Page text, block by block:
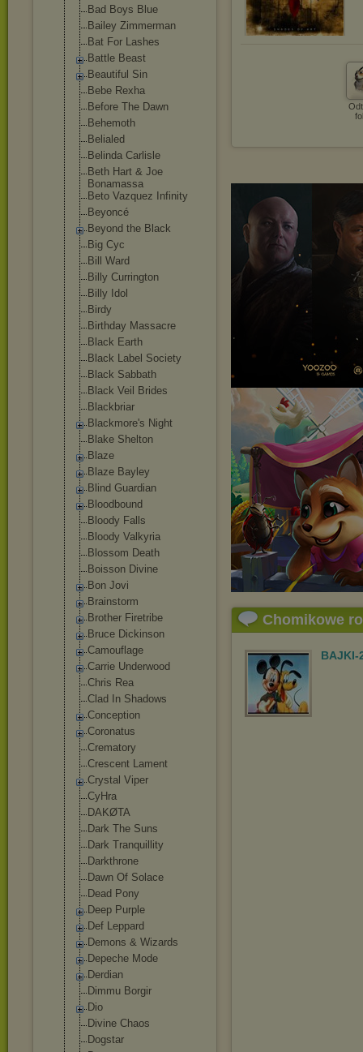
Bad Boys Blue
Bailey Zimmerman
Bat For Lashes
Battle Beast
Beautiful Sin
Bebe Rexha
Before The Dawn
Behemoth
Belialed
Belinda Carlisle
Beth Hart & Joe
Bonamassa
Beto Vazquez Infinity
Beyoncé
Beyond the Black
Big Cyc
Bill Ward
Billy Currington
Billy Idol
Birdy
Birthday Massacre
Black Earth
Black Label Society
Black Sabbath
Black Veil Brides
Blackbriar
Blackmore's Night
Blake Shelton
Blaze
Blaze Bayley
Blind Guardian
Bloodbound
Bloody Falls
Bloody Valkyria
Blossom Death
Boisson Divine
Bon Jovi
Brainstorm
Brother Firetribe
Bruce Dickinson
Camouflage
Carrie Underwood
Chris Rea
Clad In Shadows
Conception
Coronatus
Crematory
Crescent Lament
Crystal Viper
CyHra
DAKØTA
Dark The Suns
Dark Tranquillity
Darkthrone
Dawn Of Solace
Dead Pony
Deep Purple
Def Leppard
Demons & Wizards
Depeche Mode
Derdian
Dimmu Borgir
Dio
Divine Chaos
Dogstar
Chomikowe
BAJKI-